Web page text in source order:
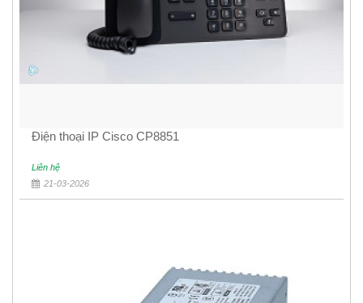
Điện thoại IP Cisco CP8851
Liên hệ
21-03-2026